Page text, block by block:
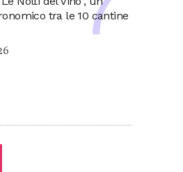
tra le 10 cantine